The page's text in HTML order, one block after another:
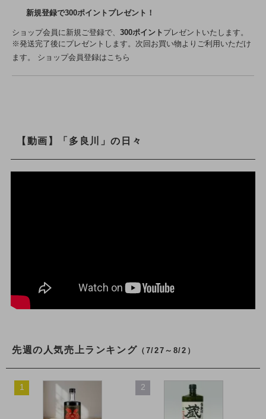
新規登録で300ポイントプレゼント！
ショップ会員に新規ご登録で、 300ポイント プレゼントいたします。
※発送完了後にプレゼントします。次回お買い物よりご利用いただけ
ます。 ショップ会員登録はこちら
【動画】「多良川」の日々
先週の人気売上ランキング （7/27～8/2）
1 2